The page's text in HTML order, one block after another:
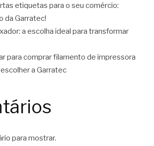
etiquetas para o seu comércio:
da Garratec!
a escolha ideal para transformar
para comprar filamento de impressora
a Garratec
para mostrar.